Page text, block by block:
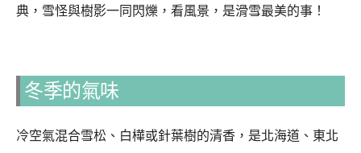
典，雪怪與樹影一同閃爍，看風景，是滑雪最美的事！
冬季的氣味
冷空氣混合雪松、白樺或針葉樹的清香，是北海道、東北